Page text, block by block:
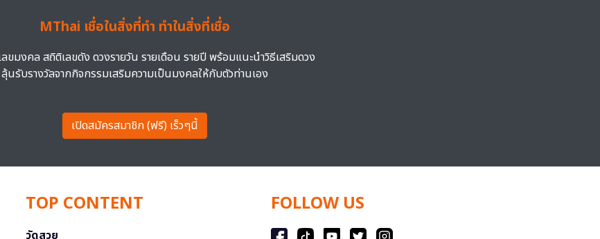
MThai เชื่อในสิ่งที่ทำ ทำในสิ่งที่เชื่อ
ลขมงคล สถิติเลขดัง ดวงรายวัน รายเดือน รายปี พร้อมแนะนำวิธีเสริมดวง
ลุ้นรับรางวัลจากกิจกรรมเสริมความเป็นมงคลให้กับตัวท่านเอง
เปิดสมัครสมาชิก (ฟรี) เร็วๆนี้
TOP CONTENT
วัดสวย
FOLLOW US